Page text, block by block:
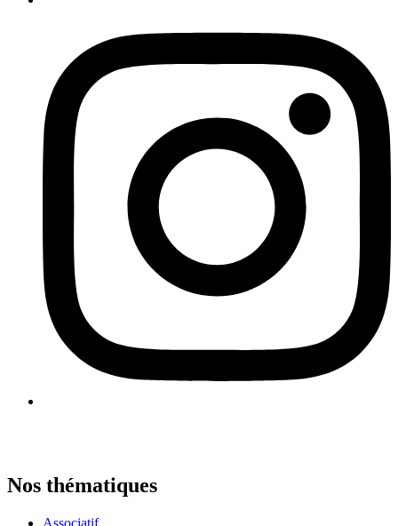
Nos thématiques
Associatif